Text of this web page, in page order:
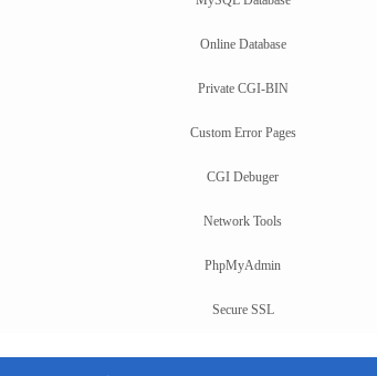
Online Database
Private CGI-BIN
Custom Error Pages
CGI Debuger
Network Tools
PhpMyAdmin
Secure SSL